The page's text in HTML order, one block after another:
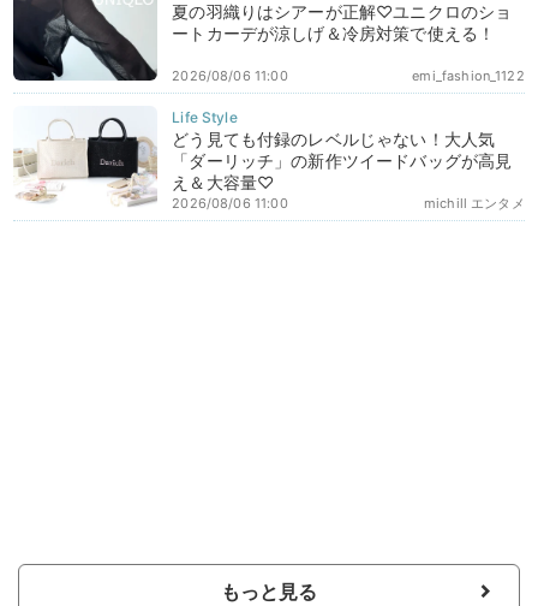
夏の羽織りはシアーが正解♡ユニクロのショ
ートカーデが涼しげ＆冷房対策で使える！
emi_fashion_1122
2026/08/06 11:00
どう見ても付録のレベルじゃない！大人気
「ダーリッチ」の新作ツイードバッグが高見
え＆大容量♡
michill エンタメ
2026/08/06 11:00
もっと見る